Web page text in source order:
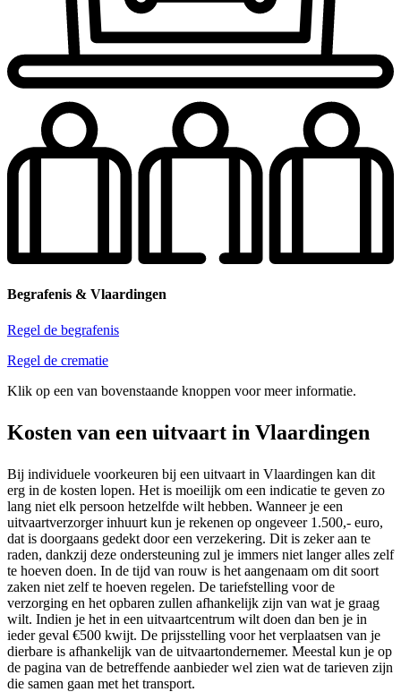
Begrafenis & Vlaardingen
Regel de begrafenis
Regel de crematie
Klik op een van bovenstaande knoppen voor meer informatie.
Kosten van een uitvaart in Vlaardingen
Bij individuele voorkeuren bij een uitvaart in Vlaardingen kan dit
erg in de kosten lopen. Het is moeilijk om een indicatie te geven zo
lang niet elk persoon hetzelfde wilt hebben. Wanneer je een
uitvaartverzorger inhuurt kun je rekenen op ongeveer 1.500,- euro,
dat is doorgaans gedekt door een verzekering. Dit is zeker aan te
raden, dankzij deze ondersteuning zul je immers niet langer alles zelf
te hoeven doen. In de tijd van rouw is het aangenaam om dit soort
zaken niet zelf te hoeven regelen. De tariefstelling voor de
verzorging en het opbaren zullen afhankelijk zijn van wat je graag
wilt. Indien je het in een uitvaartcentrum wilt doen dan ben je in
ieder geval €500 kwijt. De prijsstelling voor het verplaatsen van je
dierbare is afhankelijk van de uitvaartondernemer. Meestal kun je op
de pagina van de betreffende aanbieder wel zien wat de tarieven zijn
die samen gaan met het transport.